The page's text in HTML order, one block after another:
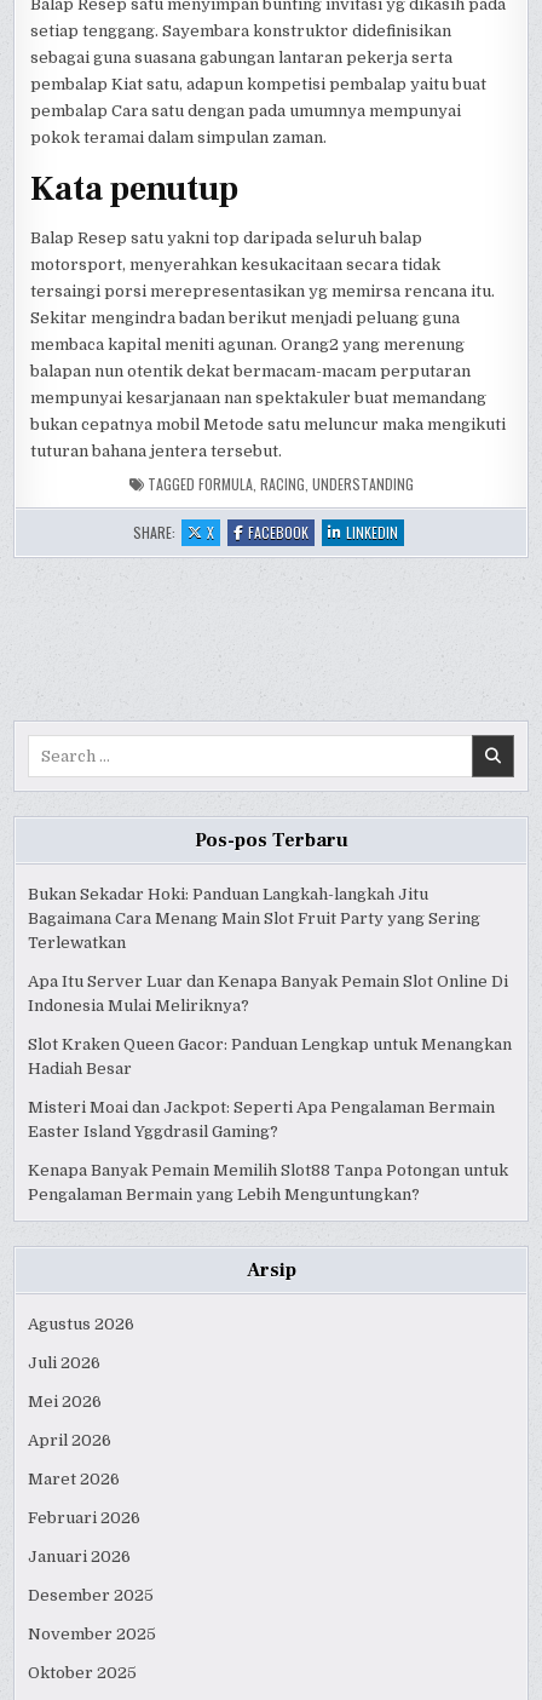
Balap Resep satu menyimpan bunting invitasi yg dikasih pada
setiap tenggang. Sayembara konstruktor didefinisikan
sebagai guna suasana gabungan lantaran pekerja serta
pembalap Kiat satu, adapun kompetisi pembalap yaitu buat
pembalap Cara satu dengan pada umumnya mempunyai
pokok teramai dalam simpulan zaman.
Kata penutup
Balap Resep satu yakni top daripada seluruh balap
motorsport, menyerahkan kesukacitaan secara tidak
tersaingi porsi merepresentasikan yg memirsa rencana itu.
Sekitar mengindra badan berikut menjadi peluang guna
membaca kapital meniti agunan. Orang2 yang merenung
balapan nun otentik dekat bermacam-macam perputaran
mempunyai kesarjanaan nan spektakuler buat memandang
bukan cepatnya mobil Metode satu meluncur maka mengikuti
tuturan bahana jentera tersebut.
TAGGED FORMULA, RACING, UNDERSTANDING
SHARE: X:
UNDERSTANDING
FORMULA
FACEBOOK:
UNDERSTANDING
FORMULA
LINKEDIN
UNDERSTANDING
FORMULA
Pos-pos Terbaru
Bukan Sekadar Hoki: Panduan Langkah-langkah Jitu
Bagaimana Cara Menang Main Slot Fruit Party yang Sering
Terlewatkan
Apa Itu Server Luar dan Kenapa Banyak Pemain Slot Online Di
Indonesia Mulai Meliriknya?
Slot Kraken Queen Gacor: Panduan Lengkap untuk Menangkan
Hadiah Besar
Misteri Moai dan Jackpot: Seperti Apa Pengalaman Bermain
Easter Island Yggdrasil Gaming?
Kenapa Banyak Pemain Memilih Slot88 Tanpa Potongan untuk
Pengalaman Bermain yang Lebih Menguntungkan?
Arsip
Agustus 2026
Juli 2026
Mei 2026
April 2026
Maret 2026
Februari 2026
Januari 2026
Desember 2025
November 2025
Oktober 2025